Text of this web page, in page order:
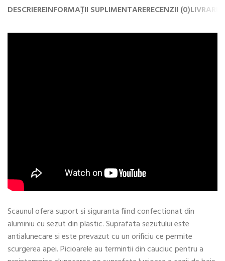
DESCRIEREINFORMAȚII SUPLIMENTARERECENZII (0)LIVRARE
Scaunul ofera suport si siguranta fiind confectionat din
aluminiu cu sezut din plastic. Suprafata sezutului este
antialunecare si este prevazut cu un orificiu ce permite
scurgerea apei. Picioarele au termintii din cauciuc pentru a